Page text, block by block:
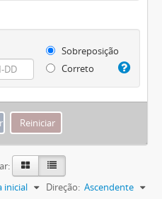
Sobreposição
Correto
inicial Direção: Ascendente